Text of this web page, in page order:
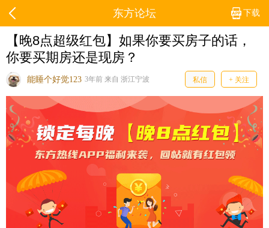
下载
东方论坛
​【晚8点超级红包】如果你要买房子的话，
你要买期房还是现房？
能睡个好觉123 3年前 来自 浙江宁波 私信 + 关注